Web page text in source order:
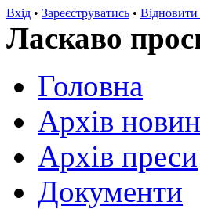
Вхід • Зареєструватись • Відновити
Ласкаво
Головна
Архів новин
Архів преси
Документи